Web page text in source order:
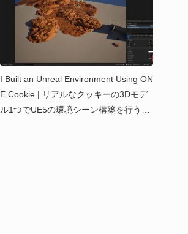
I Built an Unreal Environment Using ON
E Cookie | リアルなクッキーの3Dモデ
ル1つでUE5の環境シーン構築を行う縛